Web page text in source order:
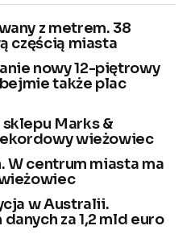
z metrem. 38
częścią miasta
nowy 12-piętrowy
także plac
Marks &
wieżowiec
W centrum miasta ma
w Australii.
za 1,2 mld euro